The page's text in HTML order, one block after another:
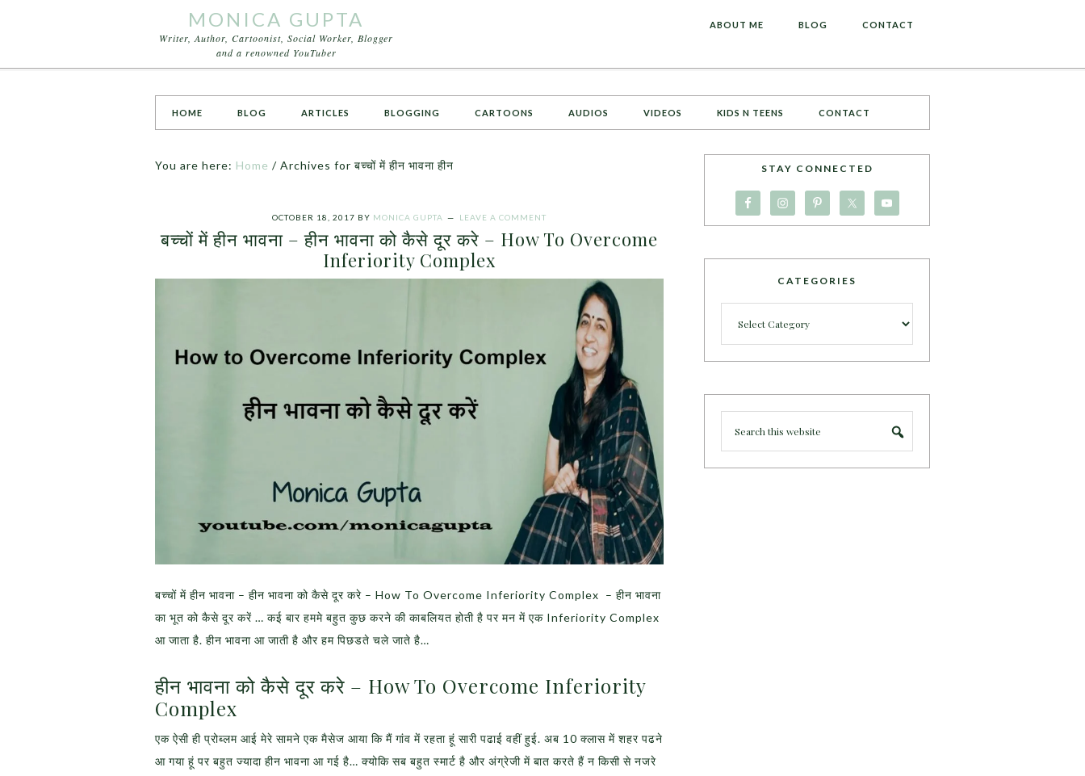
MONICA GUPTA
Writer, Author, Cartoonist, Social Worker, Blogger
and a renowned YouTuber
ABOUT ME BLOG CONTACT
HOME BLOG ARTICLES BLOGGING CARTOONS AUDIOS VIDEOS KIDS N TEENS CONTACT
You are here: Home / Archives for बच्चों में हीन भावना हीन
OCTOBER 18, 2017 BY MONICA GUPTA LEAVE A COMMENT
बच्चों में हीन भावना – हीन भावना को कैसे दूर करे – How To Overcome
Inferiority Complex
बच्चों में हीन भावना – हीन भावना को कैसे दूर करे – How To Overcome Inferiority Complex – हीन भावना
का भूत को कैसे दूर करें … कई बार हममे बहुत कुछ करने की काबलियत होती है पर मन में एक Inferiority Complex
आ जाता है. हीन भावना आ जाती है और हम पिछडते चले जाते है…
हीन भावना को कैसे दूर करे – How To Overcome Inferiority
Complex
एक ऐसी ही प्रोब्लम आई मेरे सामने एक मैसेज आया कि मैं गांव में रहता हूं सारी पढाई वहीं हुई. अब 10 क्लास में शहर पढने
आ गया हूं पर बहुत ज्यादा हीन भावना आ गई है… क्योकि सब बहुत स्मार्ट है और अंग्रेजी में बात करते हैं न किसी से नजरे
STAY CONNECTED
CATEGORIES